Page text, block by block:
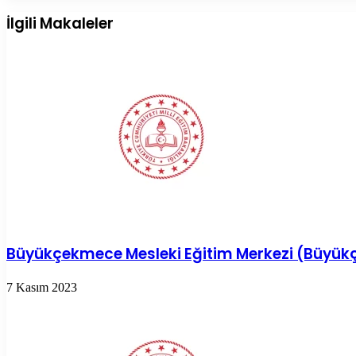
ile
paylaş
İlgili Makaleler
Büyükçekmece Mesleki Eğitim Merkezi
7 Kasım 2023